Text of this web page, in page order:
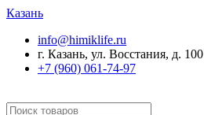
Казань
info@himiklife.ru
г. Казань, ул. Восстания, д. 100
+7 (960) 061-74-97